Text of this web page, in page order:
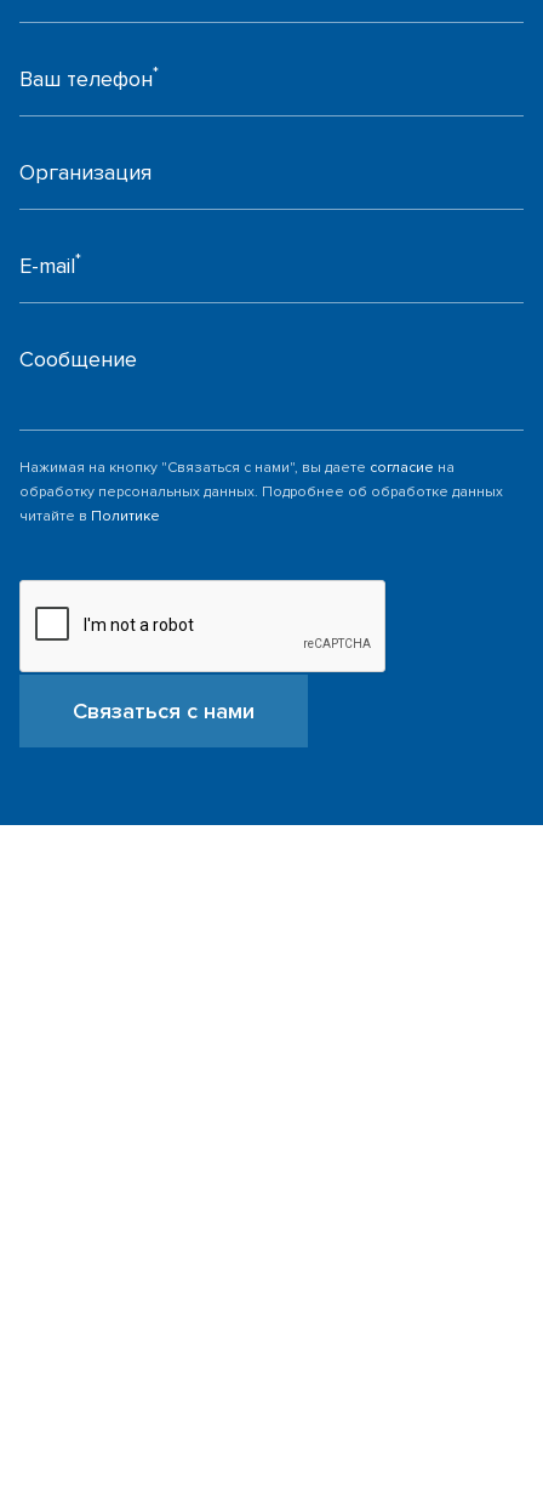
Ваш телефон*
Организация
E-mail*
Сообщение
Нажимая на кнопку "Связаться с нами", вы даете согласие на
обработку персональных данных. Подробнее об обработке данных
читайте в Политике
Связаться с нами